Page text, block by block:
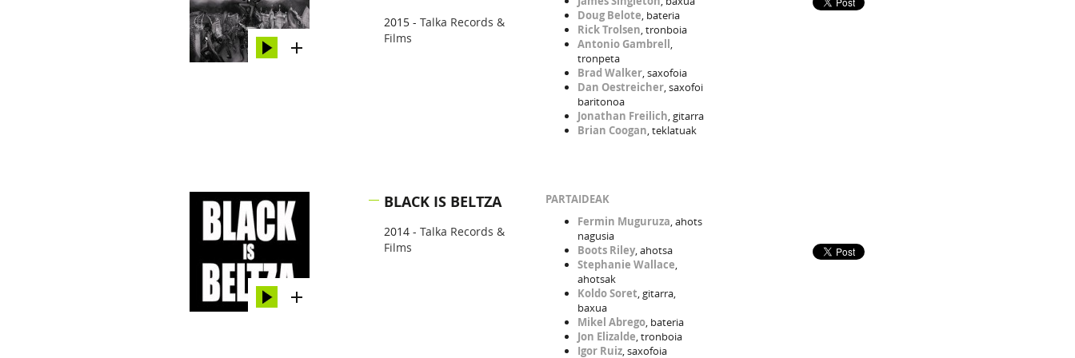
Amparo Sanchez , ahotsa
Jonathan Freilich, gitarra
Green Valley , ahotsa
Skarra Mucci, ahotsa
2015 - Talka Records &
Films
Doug Belote, bateria
Rick Trolsen, tronboia
Antonio Gambrell,
tronpeta
Brad Walker, saxofoia
Dan Oestreicher, saxofoi
baritonoa
Jonathan Freilich, gitarra
Brian Coogan, teklatuak
BLACK IS BELTZA
2014 - Talka Records &
Films
PARTAIDEAK
Fermin Muguruza, ahots
nagusia
Boots Riley, ahotsa
Stephanie Wallace,
ahotsak
Koldo Soret, gitarra,
baxua
Mikel Abrego, bateria
Jon Elizalde, tronboia
Igor Ruiz, saxofoia